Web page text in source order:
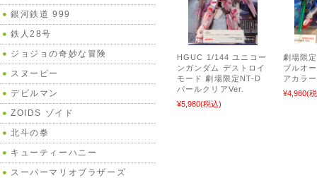
HGUC 1/144 ユニコー
ンガンダム デストロイ
モード 劇場限定NT-D
パールクリアVer.
¥5,980(税込)
劇場限
ブルオ
アカラ
¥4,980(
銀河鉄道 999
鉄人28号
ジョジョの奇妙な冒険
スヌーピー
デビルマン
ZOIDS ゾイド
北斗の拳
キューティーハニー
スーパーマリオブラザーズ